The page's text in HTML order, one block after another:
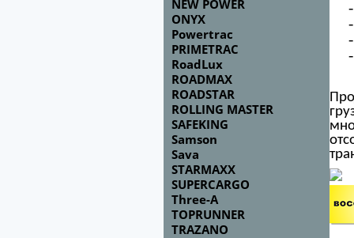
NEW POWER
ONYX
Powertrac
PRIMETRAC
RoadLux
ROADMAX
ROADSTAR
ROLLING MASTER
SAFEKING
Samson
Sava
STARMAXX
SUPERCARGO
Three-A
TOPRUNNER
TRAZANO
-
-
-
-